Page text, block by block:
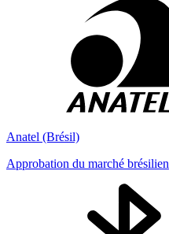
Anatel (Brésil)
Approbation du marché brésilien